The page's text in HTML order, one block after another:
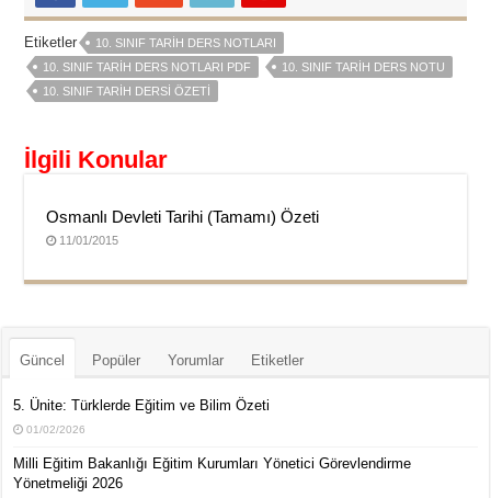
Etiketler
10. SINIF TARIH DERS NOTLARI
10. SINIF TARIH DERS NOTLARI PDF
10. SINIF TARIH DERS NOTU
10. SINIF TARIH DERSI ÖZETI
İlgili Konular
Osmanlı Devleti Tarihi (Tamamı) Özeti
11/01/2015
Güncel Popüler Yorumlar Etiketler
5. Ünite: Türklerde Eğitim ve Bilim Özeti
01/02/2026
Milli Eğitim Bakanlığı Eğitim Kurumları Yönetici Görevlendirme
Yönetmeliği 2026